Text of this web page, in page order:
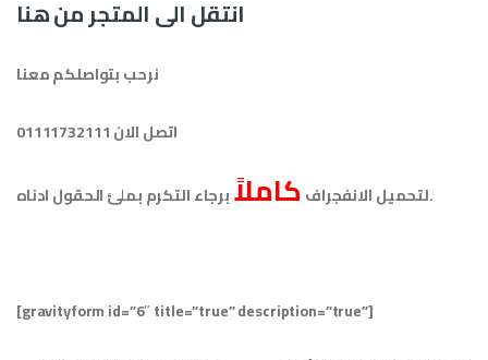
نرحب بتواصلكم معنا
اتصل الان 01111732111
لتحميل الانفجراف كاملاً برجاء التكرم بملئ الحقول ادناه.
[gravityform id=”6″ title=”true” description=”true”]